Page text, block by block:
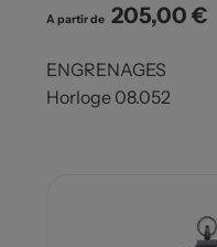
A partir de Prix
205,00 €
ENGRENAGES
Horloge 08.052